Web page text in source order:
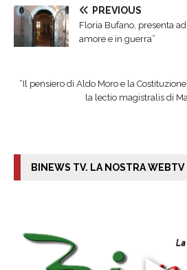
PREVIOUS
Floria Bufano, presenta
amore e in guerra”
“Il pensiero di Aldo Moro e la
la lectio magistralis di
BINEWS TV. LA NOSTRA WEBTV